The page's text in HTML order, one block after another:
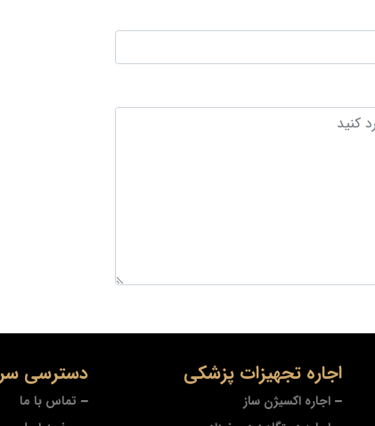
اجاره تجهیزات پزشکی
اجاره اکسیژن ساز
دسترسی
تماس با ما